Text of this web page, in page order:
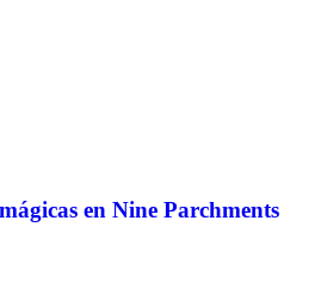
en Nine Parchments